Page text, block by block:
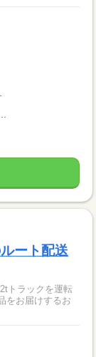
ート配送
トラックを運転
をお届けするお